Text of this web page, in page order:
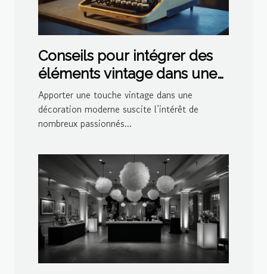
Conseils pour intégrer des
éléments vintage dans une
décoration moderne
Apporter une touche vintage dans une
décoration moderne suscite l’intérêt de
nombreux passionnés...